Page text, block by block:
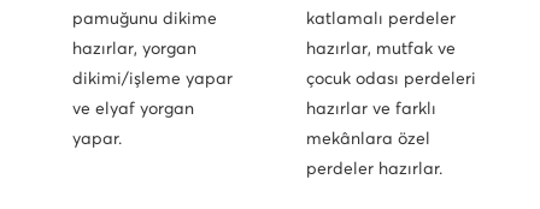
pamuğunu dikime
hazırlar, yorgan
dikimi/işleme yapar
ve elyaf yorgan
yapar.
katlamalı perdeler
hazırlar, mutfak ve
çocuk odası perdeleri
hazırlar ve farklı
mekânlara özel
perdeler hazırlar.